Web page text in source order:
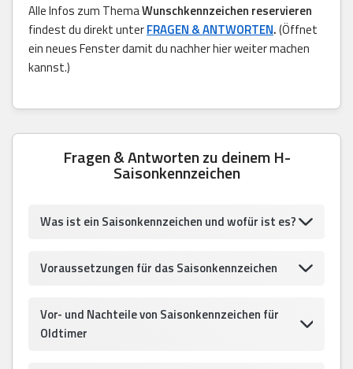
Alle Infos zum ThemaWunschkennzeichen reservieren
findest du direkt unterFRAGEN & ANTWORTEN.(Öffnet
ein neues Fenster damit du nachher hier weiter machen
kannst.)
Fragen & Antworten zu deinem H-
Saisonkennzeichen
Was ist ein Saisonkennzeichen und wofür ist es?
Voraussetzungen für das Saisonkennzeichen
Vor- und Nachteile von Saisonkennzeichen für
Oldtimer